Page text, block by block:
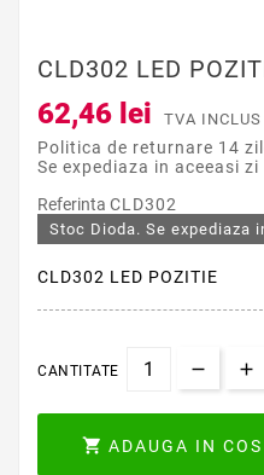
CLD302 LED
62,46 lei TVA INCLUS
Politica de returnare 14
Se expediaza in aceeasi zi
Referinta CLD302
Stoc Dioda. Se expediaza
CLD302 LED POZITIE
CANTITATE
 ADAUGA IN COS